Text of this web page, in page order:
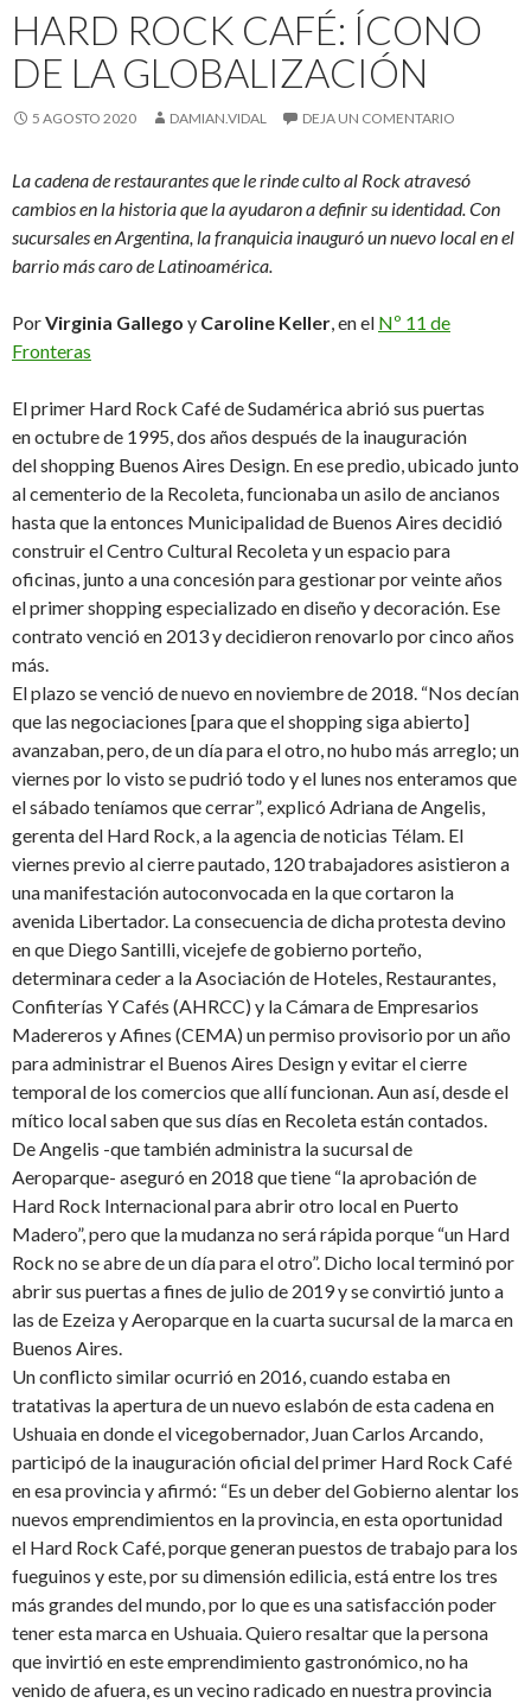
HARD ROCK CAFÉ: ÍCONO
DE LA GLOBALIZACIÓN
5 AGOSTO 2020 DAMIAN.VIDAL DEJA UN COMENTARIO
La cadena de restaurantes que le rinde culto al Rock atravesó
cambios en la historia que la ayudaron a definir su identidad. Con
sucursales en Argentina, la franquicia inauguró un nuevo local en el
barrio más caro de Latinoamérica.
PorVirginia Gallego y Caroline Keller, en el Nº 11 de
Fronteras
El primer Hard Rock Café de Sudamérica abrió sus puertas
en octubre de 1995, dos años después de la inauguración
del shopping Buenos Aires Design. En ese predio, ubicado junto
al cementerio de la Recoleta, funcionaba un asilo de ancianos
hasta que la entonces Municipalidad de Buenos Aires decidió
construir el Centro Cultural Recoleta y un espacio para
oficinas, junto a una concesión para gestionar por veinte años
el primer shopping especializado en diseño y decoración. Ese
contrato venció en 2013 y decidieron renovarlo por cinco años
más.
El plazo se venció de nuevo en noviembre de 2018. “Nos decían
que las negociaciones [para que el shopping siga abierto]
avanzaban, pero, de un día para el otro, no hubo más arreglo; un
viernes por lo visto se pudrió todo y el lunes nos enteramos que
el sábado teníamos que cerrar”, explicó Adriana de Angelis,
gerenta del Hard Rock, a la agencia de noticias Télam. El
viernes previo al cierre pautado, 120 trabajadores asistieron a
una manifestación autoconvocada en la que cortaron la
avenida Libertador. La consecuencia de dicha protesta devino
en que Diego Santilli, vicejefe de gobierno porteño,
determinara ceder a la Asociación de Hoteles, Restaurantes,
Confiterías Y Cafés (AHRCC) y la Cámara de Empresarios
Madereros y Afines (CEMA) un permiso provisorio por un año
para administrar el Buenos Aires Design y evitar el cierre
temporal de los comercios que allí funcionan. Aun así, desde el
mítico local saben que sus días en Recoleta están contados.
De Angelis -que también administra la sucursal de
Aeroparque- aseguró en 2018 que tiene “la aprobación de
Hard Rock Internacional para abrir otro local en Puerto
Madero”, pero que la mudanza no será rápida porque “un Hard
Rock no se abre de un día para el otro”. Dicho local terminó por
abrir sus puertas a fines de julio de 2019 y se convirtió junto a
las de Ezeiza y Aeroparque en la cuarta sucursal de la marca en
Buenos Aires.
Un conflicto similar ocurrió en 2016, cuando estaba en
tratativas la apertura de un nuevo eslabón de esta cadena en
Ushuaia en donde el vicegobernador, Juan Carlos Arcando,
participó de la inauguración oficial del primer Hard Rock Café
en esa provincia y afirmó: “Es un deber del Gobierno alentar los
nuevos emprendimientos en la provincia, en esta oportunidad
el Hard Rock Café, porque generan puestos de trabajo para los
fueguinos y este, por su dimensión edilicia, está entre los tres
más grandes del mundo, por lo que es una satisfacción poder
tener esta marca en Ushuaia. Quiero resaltar que la persona
que invirtió en este emprendimiento gastronómico, no ha
venido de afuera, es un vecino radicado en nuestra provincia